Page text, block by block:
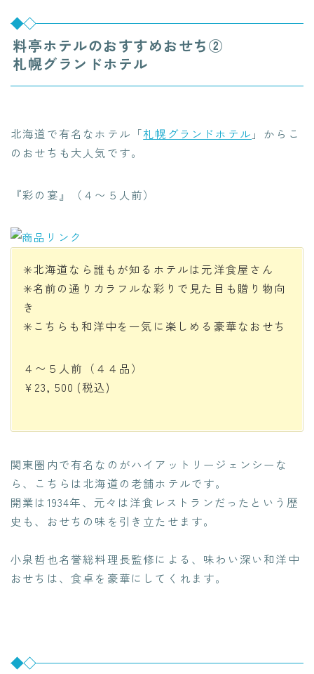
料亭ホテルのおすすめおせち②
札幌グランドホテル
北海道で有名なホテル「札幌グランドホテル 」からこ
のおせちも大人気です。
『彩の宴』（４〜５人前）
✳️北海道なら誰もが知るホテルは元洋食屋さん
✳️名前の通りカラフルな彩りで見た目も贈り物向
き
✳️こちらも和洋中を一気に楽しめる豪華なおせち
４〜５人前（４４品）
¥23, 500 (税込)
関東圏内で有名なのがハイアットリージェンシーな
ら、こちらは北海道の老舗ホテルです。
開業は1934年、元々は洋食レストランだったという歴
史も、おせちの味を引き立たせます。
小泉哲也名誉総料理長監修による、味わい深い和洋中
おせちは、食卓を豪華にしてくれます。